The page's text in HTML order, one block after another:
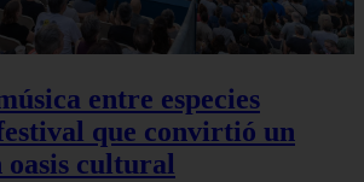
entre especies
que convirtió un
cultural